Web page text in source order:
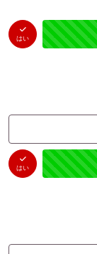
はい
はい
（0件）
未投票
はい
はい
（0件）
未投票